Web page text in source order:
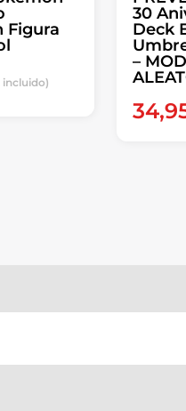
Figura
incluido)
30
Deck
–